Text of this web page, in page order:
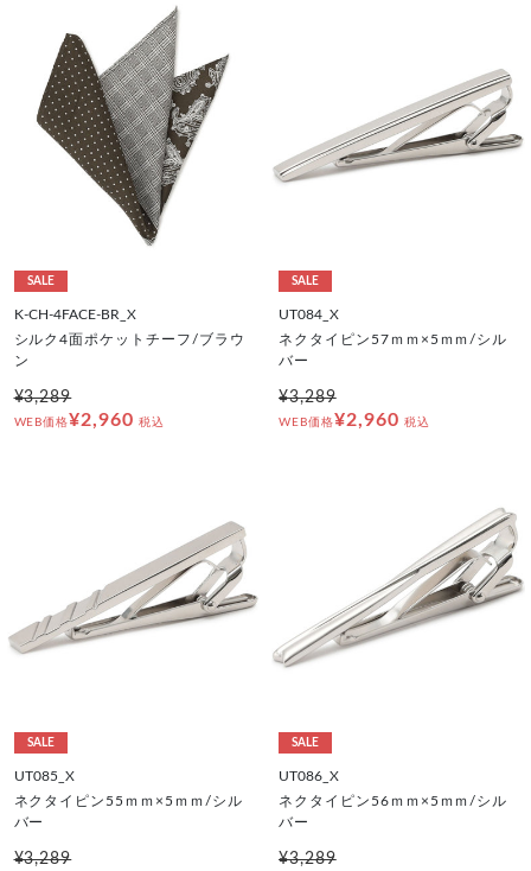
SALE
K-CH-4FACE-BR_X
シルク4面ポケットチーフ/ブラウ
ン
¥3,289
WEB価格¥2,960 税込
SALE
UT084_X
ネクタイピン57ｍｍ×5ｍｍ/シル
バー
¥3,289
WEB価格¥2,960 税込
SALE
UT085_X
ネクタイピン55ｍｍ×5ｍｍ/シル
バー
¥3,289
SALE
UT086_X
ネクタイピン56ｍｍ×5ｍｍ/シル
バー
¥3,289